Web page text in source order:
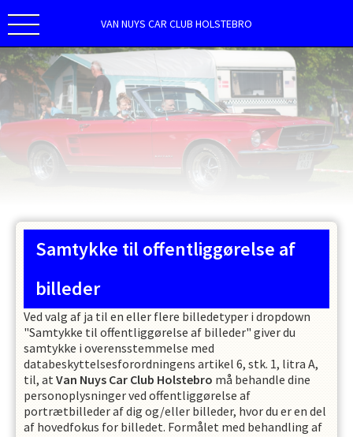
VAN NUYS CAR CLUB HOLSTEBRO
Samtykke til offentliggørelse af
billeder
Ved valg af ja til en eller flere billedetyper i dropdown
"Samtykke til offentliggørelse af billeder" giver du
samtykke i overensstemmelse med
databeskyttelsesforordningens artikel 6, stk. 1, litra A,
til, atVan Nuys Car Club Holstebro må behandle dine
personoplysninger ved offentliggørelse af
portrætbilleder af dig og/eller billeder, hvor du er en del
af hovedfokus for billedet. Formålet med behandling af